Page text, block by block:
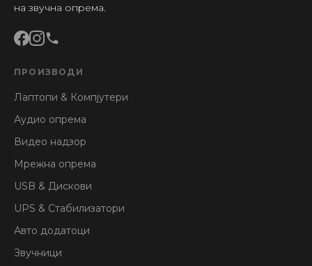
на звучна опрема.
ПРОИЗВОДИ
Лаптопи & Компјутери
Аудио опрема
Видео надзор
Мрежна опрема
USB & Дискови
UPS & Стабилизатори
Авто додатоци
Звучници